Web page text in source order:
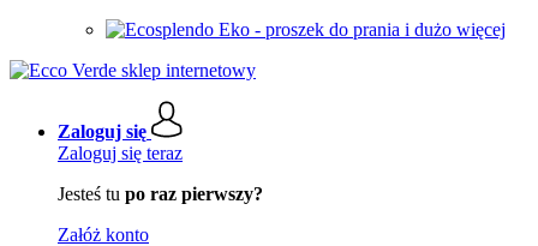
Eko - proszek do prania i dużo więcej
Zaloguj się
Zaloguj się teraz
Jesteś tu po raz pierwszy?
Załóż konto